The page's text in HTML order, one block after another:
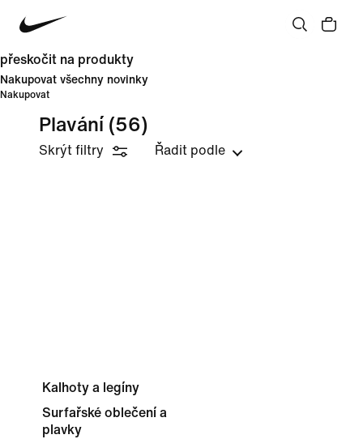
přeskočit na produkty
Nakupovat všechny novinky
Nakupovat
Plavání (56)
Skrýt filtry Řadit podle
Kalhoty a legíny
Surfařské oblečení a
plavky